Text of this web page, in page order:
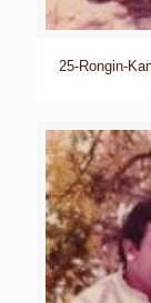
25-Rongin-